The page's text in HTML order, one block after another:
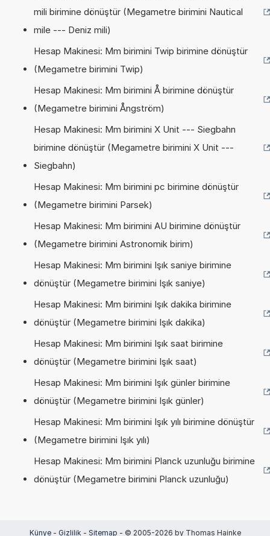
mili birimine dönüştür (Megametre birimini Nautical
mile --- Deniz mili)
Hesap Makinesi: Mm birimini Twip birimine dönüştür
(Megametre birimini Twip)
Hesap Makinesi: Mm birimini Å birimine dönüştür
(Megametre birimini Ångström)
Hesap Makinesi: Mm birimini X Unit --- Siegbahn
birimine dönüştür (Megametre birimini X Unit ---
Siegbahn)
Hesap Makinesi: Mm birimini pc birimine dönüştür
(Megametre birimini Parsek)
Hesap Makinesi: Mm birimini AU birimine dönüştür
(Megametre birimini Astronomik birim)
Hesap Makinesi: Mm birimini Işık saniye birimine
dönüştür (Megametre birimini Işık saniye)
Hesap Makinesi: Mm birimini Işık dakika birimine
dönüştür (Megametre birimini Işık dakika)
Hesap Makinesi: Mm birimini Işık saat birimine
dönüştür (Megametre birimini Işık saat)
Hesap Makinesi: Mm birimini Işık günler birimine
dönüştür (Megametre birimini Işık günler)
Hesap Makinesi: Mm birimini Işık yılı birimine dönüştür
(Megametre birimini Işık yılı)
Hesap Makinesi: Mm birimini Planck uzunluğu birimine
dönüştür (Megametre birimini Planck uzunluğu)
Künye- Gizlilik - Sitemap - © 2005-2026 by Thomas Hainke